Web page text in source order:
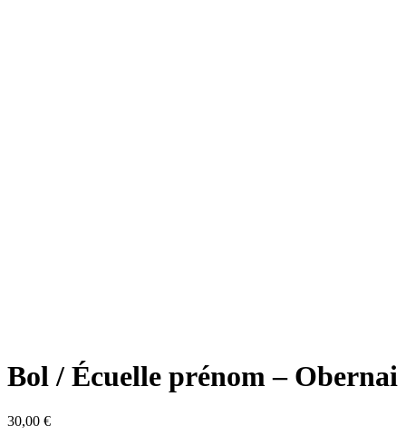
Bol / Écuelle prénom – Obernai
30,00 €